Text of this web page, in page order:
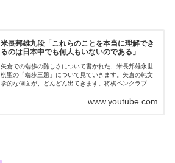
米長邦雄九段「これらのことを本当に理解でき
るのは日本中でも何人もいないのである」
矢倉での端歩の難しさについて書かれた、米長邦雄永世
棋聖の「端歩三題」について見ていきます。矢倉の純文
学的な側面が、どんどん出てきます。将棋ペンクラブロ
www.youtube.com